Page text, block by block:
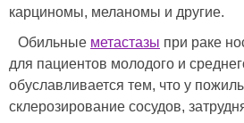
карциномы, меланомы и другие.
Обильные метастазы при раке
для пациентов молодого и
обуславливается тем, что у
склерозирование сосудов,